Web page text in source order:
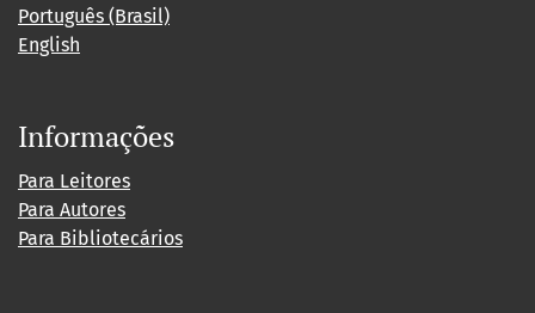
Português (Brasil)
English
Informações
Para Leitores
Para Autores
Para Bibliotecários